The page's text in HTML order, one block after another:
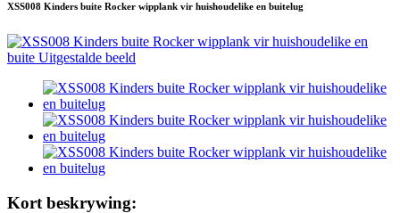
XSS008 Kinders buite Rocker wipplank vir huishoudelike en buitelug
Kort beskrywing: